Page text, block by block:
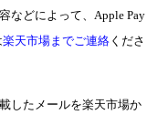
などによって、Apple Pay
楽天市場までご連絡 くださ
したメールを楽天市場か